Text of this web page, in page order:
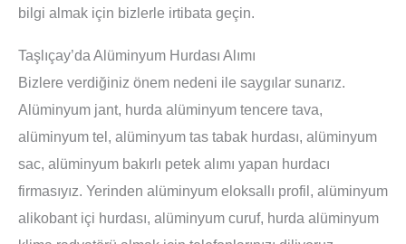
bilgi almak için bizlerle irtibata geçin.
Taşlıçay’da Alüminyum Hurdası Alımı
Bizlere verdiğiniz önem nedeni ile saygılar sunarız.
Alüminyum jant, hurda alüminyum tencere tava,
alüminyum tel, alüminyum tas tabak hurdası, alüminyum
sac, alüminyum bakırlı petek alımı yapan hurdacı
firmasıyız. Yerinden alüminyum eloksallı profil, alüminyum
alikobant içi hurdası, alüminyum curuf, hurda alüminyum